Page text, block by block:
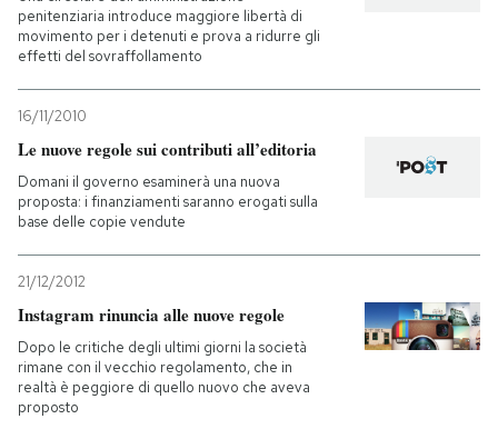
penitenziaria introduce maggiore libertà di
movimento per i detenuti e prova a ridurre gli
effetti del sovraffollamento
16/11/2010
Le nuove regole sui contributi all’editoria
Domani il governo esaminerà una nuova
proposta: i finanziamenti saranno erogati sulla
base delle copie vendute
21/12/2012
Instagram rinuncia alle nuove regole
Dopo le critiche degli ultimi giorni la società
rimane con il vecchio regolamento, che in
realtà è peggiore di quello nuovo che aveva
proposto